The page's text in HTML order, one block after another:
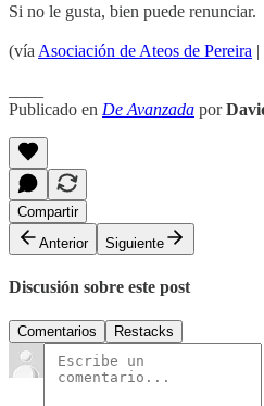
Si no le gusta, bien puede renunciar.
(vía Asociación de Ateos de Pereira |
Publicado en De Avanzada por
Compartir
Anterior
Siguiente
Discusión sobre este post
Comentarios Restacks